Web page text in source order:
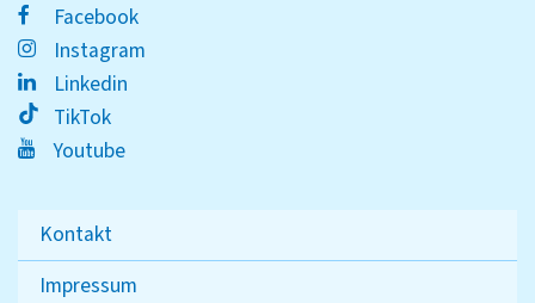
Facebook
Instagram
Linkedin
TikTok
Youtube
Kontakt
Impressum